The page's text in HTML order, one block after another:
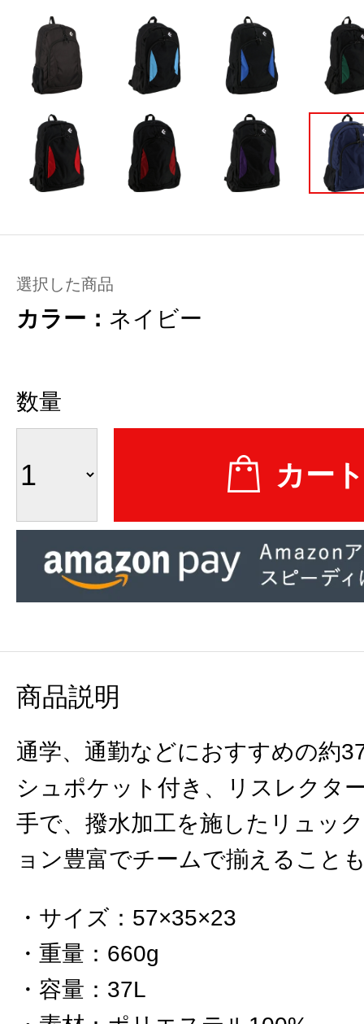
選択した商品
カラー： ネイビー
数量
商品説明
通学、通勤などにおすすめの約
シュポケット付き、リスレクタ
手で、撥水加工を施したリュッ
ョン豊富でチームで揃えること
サイズ ： 57×35×23
重量 ： 660g
容量 ： 37L